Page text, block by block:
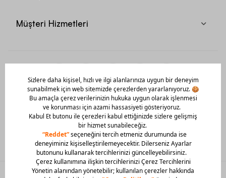
Müşteri Hizmetleri
Mobil Uygulamamızı Hemen İndir!